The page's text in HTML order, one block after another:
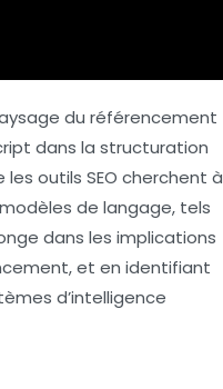
du référencement
dans la structuration
les outils SEO cherchent à
de langage, tels
dans les implications
et en identifiant
d’intelligence